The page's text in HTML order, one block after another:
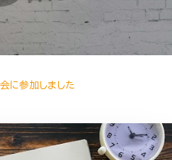
に参加しました